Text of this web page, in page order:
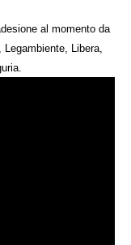
al momento da
, Legambiente, Libera,